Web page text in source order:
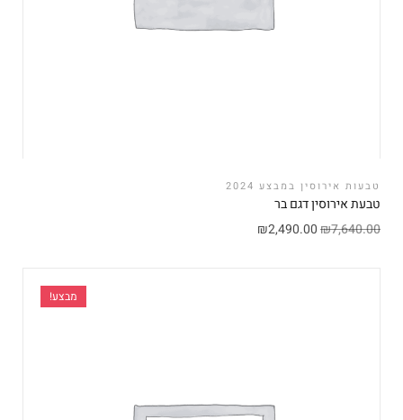
טבעות אירוסין במבצע 2024
טבעת אירוסין דגם בר
₪7,640.00
₪2,490.00
מבצע!